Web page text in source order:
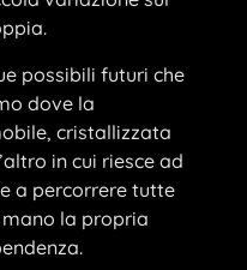
possibili futuri che
dove la
cristallizzata
in cui riesce ad
a percorrere tutte
la propria